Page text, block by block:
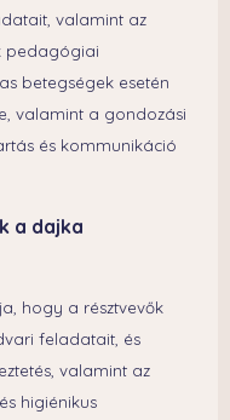
valamint az
pedagógiai
betegségek esetén
valamint a gondozási
és kommunikáció
a dajka
hogy a résztvevők
feladatait, és
valamint az
higiénikus